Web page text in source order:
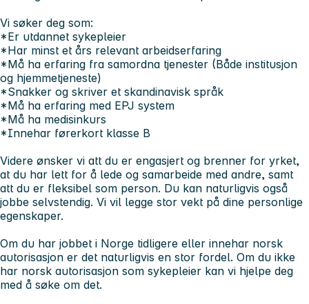
Vi søker deg som:
*Er utdannet sykepleier
*Har minst et års relevant arbeidserfaring
*Må ha erfaring fra samordna tjenester (Både institusjon
og hjemmetjeneste)
*Snakker og skriver et skandinavisk språk
*Må ha erfaring med EPJ system
*Må ha medisinkurs
*Innehar førerkort klasse B
Videre ønsker vi att du er engasjert og brenner for yrket,
at du har lett for å lede og samarbeide med andre, samt
att du er fleksibel som person. Du kan naturligvis også
jobbe selvstendig. Vi vil legge stor vekt på dine personlige
egenskaper.
Om du har jobbet i Norge tidligere eller innehar norsk
autorisasjon er det naturligvis en stor fordel. Om du ikke
har norsk autorisasjon som sykepleier kan vi hjelpe deg
med å søke om det.